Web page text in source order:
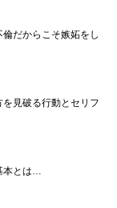
だからこそ嫉妬をし
見破る行動とセリフ
本とは…